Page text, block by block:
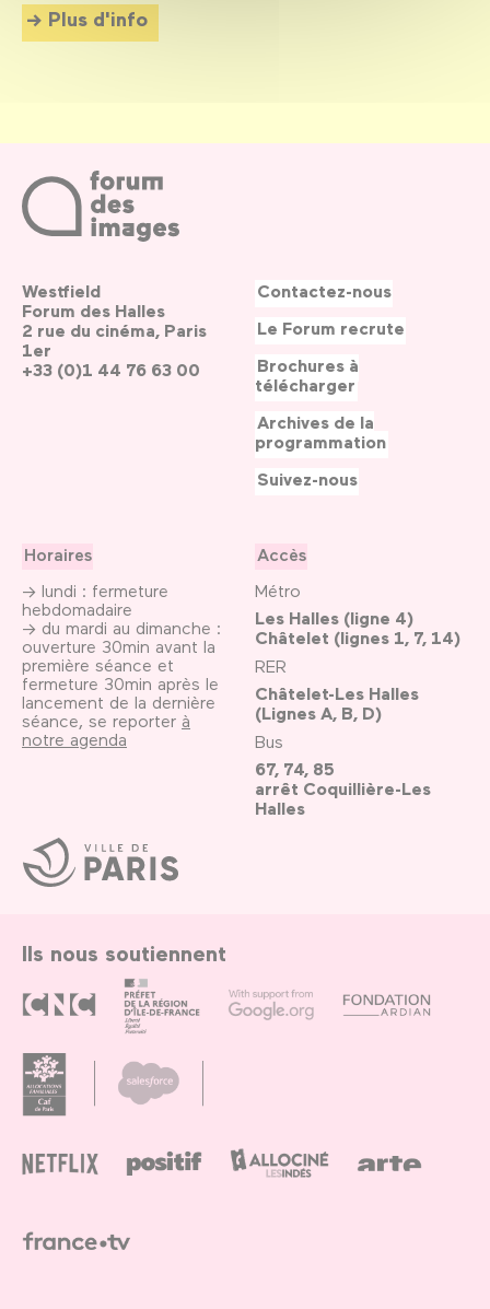
Plus d'info
Ville
de
Paris
Westfield
Forum des Halles
2 rue du cinéma, Paris
1er
+33 (0)1 44 76 63 00
Horaires
→ lundi : fermeture
hebdomadaire
→ du mardi au dimanche :
ouverture 30min avant la
première séance et
fermeture 30min après le
lancement de la dernière
séance, se reporter à
notre agenda
Accès
Métro
Les Halles (ligne 4)
Châtelet (lignes 1, 7, 14)
RER
Châtelet-Les Halles
(Lignes A, B, D)
Bus
67, 74, 85
arrêt Coquillière-Les
Halles
Contactez-nous
Le Forum recrute
Brochures à
télécharger
Archives de la
programmation
Suivez-nous
Ils nous soutiennent